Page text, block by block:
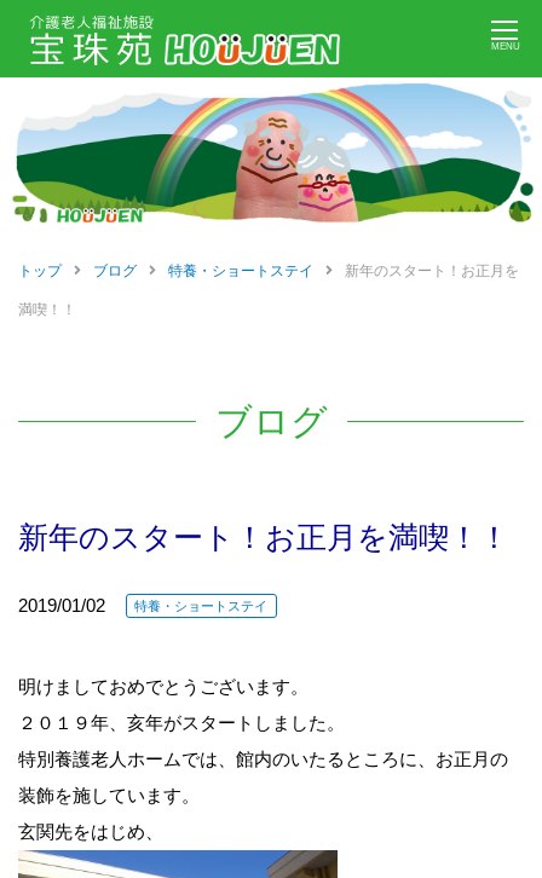
Skip
MENU
トップ ブログ 特養・ショートステイ 新年のスタート！お正月を
満喫！！
ブログ
新年のスタート！お正月を満喫！！
2019/01/02 特養・ショートステイ
明けましておめでとうございます。
２０１９年、亥年がスタートしました。
特別養護老人ホームでは、館内のいたるところに、お正月の
装飾を施しています。
玄関先をはじめ、